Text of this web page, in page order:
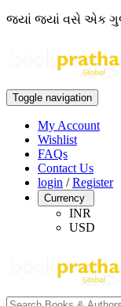
જ્યાં જ્યાં વસે એક
Toggle navigation
My Account
Wishlist
FAQs
Contact Us
login /Register
Currency
INR
USD